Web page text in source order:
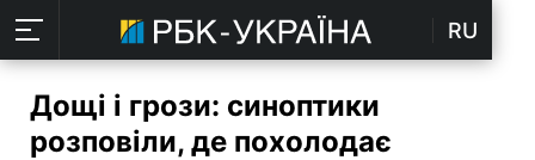
RU
Дощі і грози: синоптики
розповіли, де похолодає